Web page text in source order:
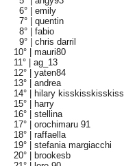
6° |emily
7° |quentin
8° |fabio
9° |chris darril
10° |mauri80
11° |ag_13
12° |yaten84
13° |andrea
14° |
hilary kisskisskisskiss
15° |
harry
16° |stellina
17° |orochimaru 91
18° |raffaella
19° |stefania margiacchi
20° |
brookesb